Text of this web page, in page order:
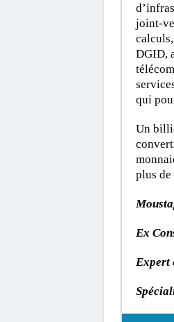
joint-
DGID,
qui
Un
plus
Ex
Expert